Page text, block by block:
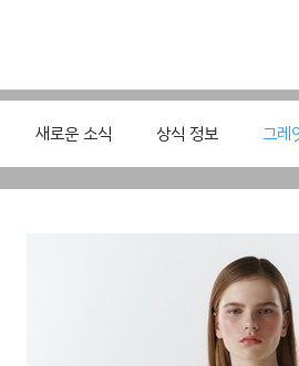
새로운 소식 상식 정보 그레